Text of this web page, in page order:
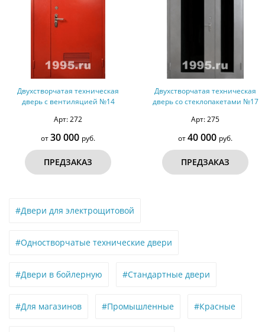
Двухстворчатая техническая
дверь с вентиляцией №14
Арт: 272
от30 000 руб.
ПРЕДЗАКАЗ
Двухстворчатая техническая
дверь со стеклопакетами №17
Арт: 275
от40 000 руб.
ПРЕДЗАКАЗ
#Двери для электрощитовой
#Одностворчатые технические двери
#Двери в бойлерную #Стандартные двери
#Для магазинов #Промышленные #Красные